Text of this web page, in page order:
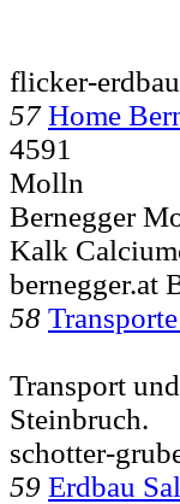
flicker-
57 Home
4591
Molln
Bernegger
Kalk
bernegger.at
58
Transport
Steinbruch.
schotter-
59 Erdbau